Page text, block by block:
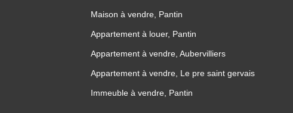
Maison à vendre, Pantin
Appartement à louer, Pantin
Appartement à vendre, Aubervilliers
Appartement à vendre, Le pre saint gervais
Immeuble à vendre, Pantin